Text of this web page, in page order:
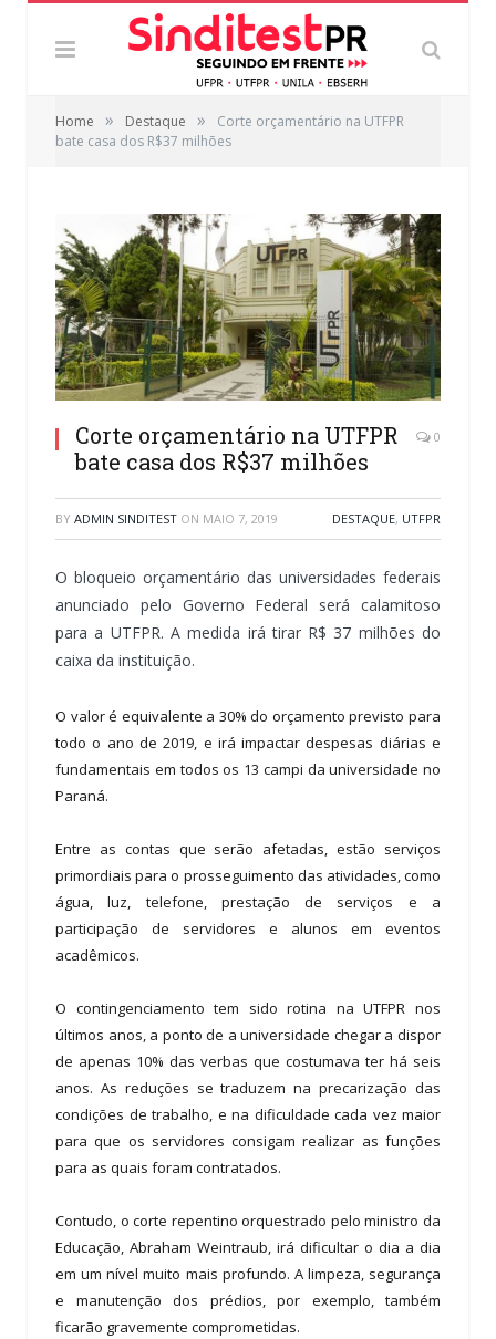
Home » Destaque »
Corte orçamentário na UTFPR
bate casa dos R$37 milhões
Corte orçamentário na UTFPR
bate casa dos R$37 milhões
0
BY ADMIN SINDITEST ON MAIO 7, 2019 DESTAQUE, UTFPR
O bloqueio orçamentário das universidades federais
anunciado pelo Governo Federal será calamitoso
para a UTFPR. A medida irá tirar R$ 37 milhões do
caixa da instituição.
O valor é equivalente a 30% do orçamento previsto para
todo o ano de 2019, e irá impactar despesas diárias e
fundamentais em todos os 13 campi da universidade no
Paraná.
Entre as contas que serão afetadas, estão serviços
primordiais para o prosseguimento das atividades, como
água, luz, telefone, prestação de serviços e a
participação de servidores e alunos em eventos
acadêmicos.
O contingenciamento tem sido rotina na UTFPR nos
últimos anos, a ponto de a universidade chegar a dispor
de apenas 10% das verbas que costumava ter há seis
anos. As reduções se traduzem na precarização das
condições de trabalho, e na dificuldade cada vez maior
para que os servidores consigam realizar as funções
para as quais foram contratados.
Contudo, o corte repentino orquestrado pelo ministro da
Educação, Abraham Weintraub, irá dificultar o dia a dia
em um nível muito mais profundo. A limpeza, segurança
e manutenção dos prédios, por exemplo, também
ficarão gravemente comprometidas.